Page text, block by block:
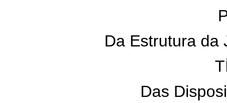
Da Estrutura da
Das